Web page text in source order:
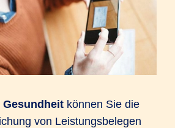
Gesundheit können Sie die
von Leistungs­belegen